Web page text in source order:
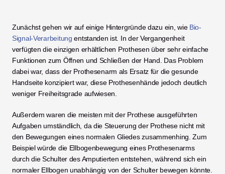
Zunächst gehen wir auf einige Hintergründe dazu ein, wie Bio-
Signal-Verarbeitung entstanden ist. In der Vergangenheit
verfügten die einzigen erhältlichen Prothesen über sehr einfache
Funktionen zum Öffnen und Schließen der Hand. Das Problem
dabei war, dass der Prothesenarm als Ersatz für die gesunde
Handseite konzipiert war, diese Prothesenhände jedoch deutlich
weniger Freiheitsgrade aufwiesen.
Außerdem waren die meisten mit der Prothese ausgeführten
Aufgaben umständlich, da die Steuerung der Prothese nicht mit
den Bewegungen eines normalen Gliedes zusammenhing. Zum
Beispiel würde die Ellbogenbewegung eines Prothesenarms
durch die Schulter des Amputierten entstehen, während sich ein
normaler Ellbogen unabhängig von der Schulter bewegen könnte.